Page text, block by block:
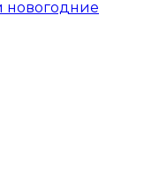
новогодние